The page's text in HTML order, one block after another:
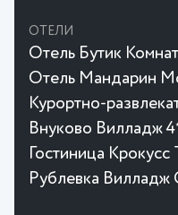
ОТЕЛИ
Отель Бутик
Отель Мандарин
Курортно-
Внуково Вилладж 4
Гостиница Крокусc
Рублевка Вилладж